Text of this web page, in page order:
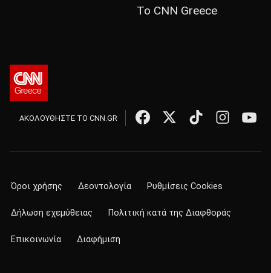
Το CNN Greece
ΑΚΟΛΟΥΘΗΣΤΕ ΤΟ CNN.GR
Όροι χρήσης Δεοντολογία Ρυθμίσεις Cookies
Δήλωση εχεμύθειας Πολιτική κατά της Διαφθοράς
Επικοινωνία Διαφήμιση